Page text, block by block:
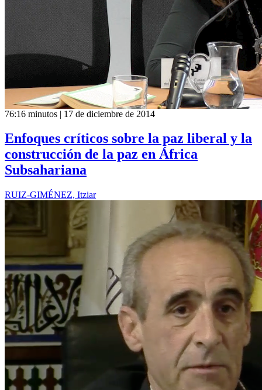
76:16 minutos | 17 de diciembre de 2014
Enfoques críticos sobre la paz liberal y la
construcción de la paz en África
Subsahariana
RUIZ-GIMÉNEZ, Itziar